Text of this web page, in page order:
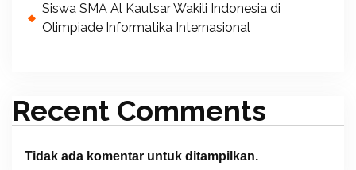
Siswa SMA Al Kautsar Wakili Indonesia di
Olimpiade Informatika Internasional
Recent Comments
Tidak ada komentar untuk ditampilkan.